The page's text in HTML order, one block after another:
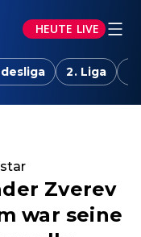
HEUTE LIVE
2. Liga
Zverev
war seine